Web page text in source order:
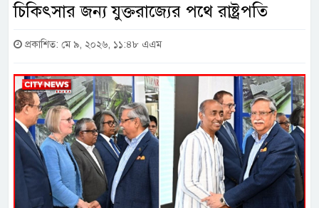
চিকিৎসার জন্য যুক্তরাজ্যের পথে রাষ্ট্রপতি
প্রকাশিত: মে ৯, ২০২৬, ১১:৪৮ এএম